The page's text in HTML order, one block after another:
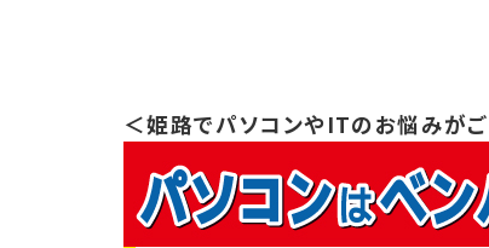
＜姫路でパソコンやITのお悩みが